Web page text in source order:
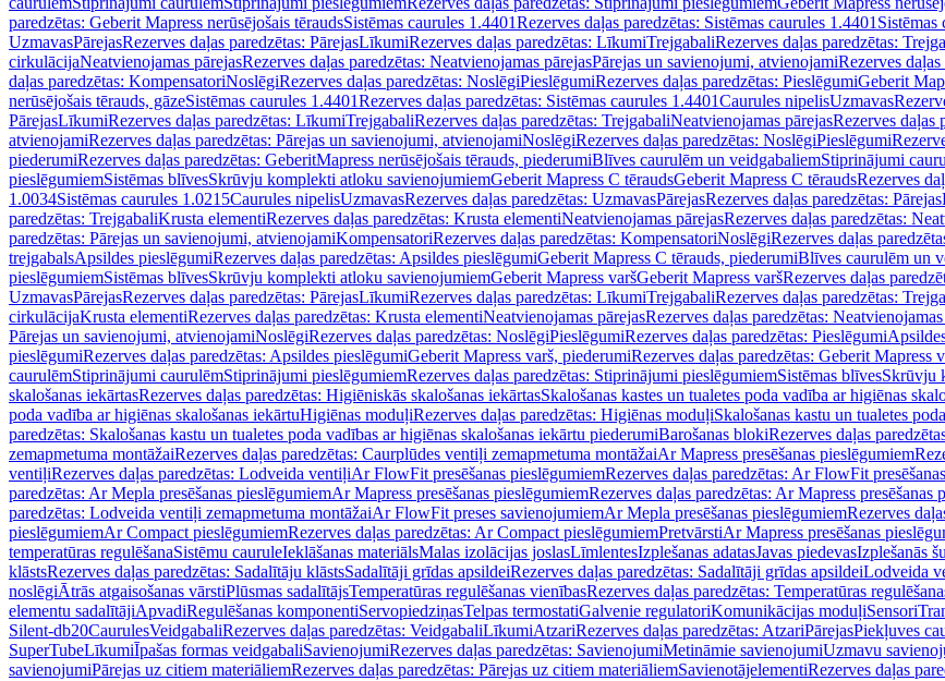
paredzētas: Geberit Mapress nerūsējošais tēraudsSistēmas caurules 1.4401Rezerves daļas paredzētas: Sistēmas caurules 1.4401 Sistēmas
UzmavasPārejasRezerves daļas paredzētas: PārejasLīkumiRezerves daļas paredzētas: LīkumiTrejgabaliRezerves daļas paredzētas:
cirkulācijaNeatvienojamas pārejasRezerves daļas paredzētas: Neatvienojamas pārejasPārejas un savienojumi, atvienojamiRezerves
daļas paredzētas: KompensatoriNoslēgiRezerves daļas paredzētas: NoslēgiPieslēgumiRezerves daļas paredzētas: PieslēgumiGeberit
nerūsējošais tērauds, gāzeSistēmas caurules 1.4401Rezerves daļas paredzētas: Sistēmas caurules 1.4401Caurules nipelisUzmavas
PārejasLīkumiRezerves daļas paredzētas: LīkumiTrejgabaliRezerves daļas paredzētas: TrejgabaliNeatvienojamas pārejasRezerves daļas
atvienojamiRezerves daļas paredzētas: Pārejas un savienojumi, atvienojamiNoslēgiRezerves daļas paredzētas: NoslēgiPieslēgumi
piederumiRezerves daļas paredzētas: GeberitMapress nerūsējošais tērauds, piederumiBlīves caurulēm un veidgabaliemStiprinājumi
pieslēgumiemSistēmas blīvesSkrūvju komplekti atloku savienojumiemGeberit Mapress C tēraudsGeberit Mapress C tēraudsRezerves
1.0034Sistēmas caurules 1.0215Caurules nipelisUzmavasRezerves daļas paredzētas: UzmavasPārejasRezerves daļas paredzētas: Pārejas
paredzētas: TrejgabaliKrusta elementiRezerves daļas paredzētas: Krusta elementiNeatvienojamas pārejasRezerves daļas paredzētas:
paredzētas: Pārejas un savienojumi, atvienojamiKompensatoriRezerves daļas paredzētas: KompensatoriNoslēgiRezerves daļas
trejgabalsApsildes pieslēgumiRezerves daļas paredzētas: Apsildes pieslēgumiGeberit Mapress C tērauds, piederumiBlīves caurulēm un
pieslēgumiemSistēmas blīvesSkrūvju komplekti atloku savienojumiemGeberit Mapress varšGeberit Mapress varšRezerves daļas
UzmavasPārejasRezerves daļas paredzētas: PārejasLīkumiRezerves daļas paredzētas: LīkumiTrejgabaliRezerves daļas paredzētas:
cirkulācijaKrusta elementiRezerves daļas paredzētas: Krusta elementiNeatvienojamas pārejasRezerves daļas paredzētas:
Pārejas un savienojumi, atvienojamiNoslēgiRezerves daļas paredzētas: NoslēgiPieslēgumiRezerves daļas paredzētas: Pieslēgumi
pieslēgumiRezerves daļas paredzētas: Apsildes pieslēgumiGeberit Mapress varš, piederumiRezerves daļas paredzētas: Geberit Mapress
caurulēmStiprinājumi caurulēmStiprinājumi pieslēgumiemRezerves daļas paredzētas: Stiprinājumi pieslēgumiemSistēmas blīvesSkrūvju
skalošanas iekārtasRezerves daļas paredzētas: Higiēniskās skalošanas iekārtasSkalošanas kastes un tualetes poda vadība ar higiēnas
poda vadība ar higiēnas skalošanas iekārtuHigiēnas moduļiRezerves daļas paredzētas: Higiēnas moduļiSkalošanas kastu un tualetes
paredzētas: Skalošanas kastu un tualetes poda vadības ar higiēnas skalošanas iekārtu piederumiBarošanas blokiRezerves daļas
zemapmetuma montāžaiRezerves daļas paredzētas: Caurplūdes ventiļi zemapmetuma montāžaiAr Mapress presēšanas pieslēgumiem
ventiļiRezerves daļas paredzētas: Lodveida ventiļiAr FlowFit presēšanas pieslēgumiemRezerves daļas paredzētas: Ar FlowFit
paredzētas: Ar Mepla presēšanas pieslēgumiemAr Mapress presēšanas pieslēgumiemRezerves daļas paredzētas: Ar Mapress presēšanas
paredzētas: Lodveida ventiļi zemapmetuma montāžaiAr FlowFit preses savienojumiemAr Mepla presēšanas pieslēgumiemRezerves
pieslēgumiemAr Compact pieslēgumiemRezerves daļas paredzētas: Ar Compact pieslēgumiemPretvārstiAr Mapress presēšanas
temperatūras regulēšanaSistēmu cauruleIeklāšanas materiālsMalas izolācijas joslasLīmlentesIzplešanas adatasJavas piedevasIzplešanās
klāstsRezerves daļas paredzētas: Sadalītāju klāstsSadalītāji grīdas apsildeiRezerves daļas paredzētas: Sadalītāji grīdas apsildeiLodveida
noslēgiĀtrās atgaisošanas vārstiPlūsmas sadalītājsTemperatūras regulēšanas vienībasRezerves daļas paredzētas: Temperatūras
elementu sadalītājiApvadiRegulēšanas komponentiServopiedziņasTelpas termostatiGalvenie regulatoriKomunikācijas moduļiSensori
Silent-db20CaurulesVeidgabaliRezerves daļas paredzētas: VeidgabaliLīkumiAtzariRezerves daļas paredzētas: AtzariPārejasPiekļuves
SuperTubeLīkumiĪpašas formas veidgabaliSavienojumiRezerves daļas paredzētas: SavienojumiMetināmie savienojumiUzmavu
savienojumiPārejas uz citiem materiāliemRezerves daļas paredzētas: Pārejas uz citiem materiāliemSavienotājelementiRezerves daļas